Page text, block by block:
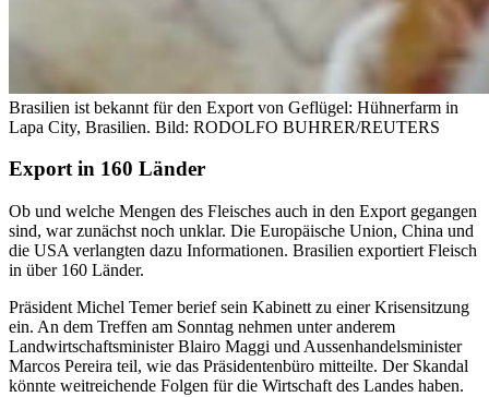
Brasilien ist bekannt für den Export von Geflügel: Hühnerfarm in
Lapa City, Brasilien. Bild: RODOLFO BUHRER/REUTERS
Export in 160 Länder
Ob und welche Mengen des Fleisches auch in den Export gegangen
sind, war zunächst noch unklar. Die Europäische Union, China und
die USA verlangten dazu Informationen. Brasilien exportiert Fleisch
in über 160 Länder.
Präsident Michel Temer berief sein Kabinett zu einer Krisensitzung
ein. An dem Treffen am Sonntag nehmen unter anderem
Landwirtschaftsminister Blairo Maggi und Aussenhandelsminister
Marcos Pereira teil, wie das Präsidentenbüro mitteilte. Der Skandal
könnte weitreichende Folgen für die Wirtschaft des Landes haben.